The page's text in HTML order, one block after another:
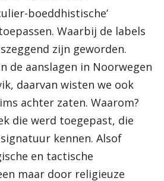
boeddhistische’
Waarbij de labels
zijn geworden.
de aanslagen in Noorwegen
daarvan wisten we ook
achter zaten. Waarom?
die werd toegepast, die
kennen. Alsof
en tactische
maar door religieuze